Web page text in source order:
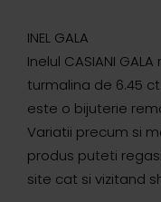
INEL GALA
Inelul CASIANI
turmalina de 6.45
este o bijuterie
Variatii precum si
produs puteti
site cat si vizitand